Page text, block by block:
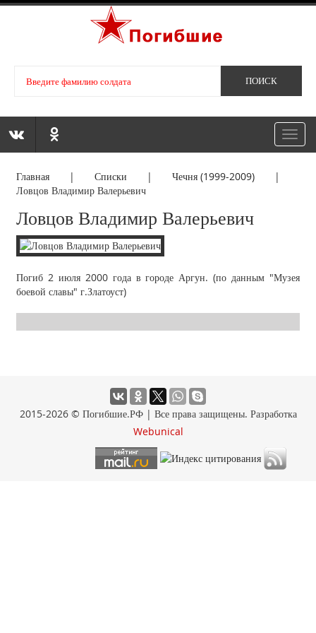
Главная |Списки | Чечня (1999-2009)|
Ловцов Владимир Валерьевич
Ловцов Владимир Валерьевич
Погиб 2 июля 2000 года в городе Аргун. (по данным "Музея
боевой славы" г.Златоуст)
2015-2026 © Погибшие.РФ | Все права защищены. Разработка
Webunical